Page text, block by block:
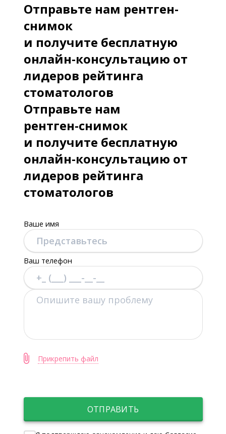
Отправьте нам рентген-
снимок
и получите бесплатную
онлайн-консультацию от
лидеров рейтинга
стоматологов
Отправьте нам
рентген-снимок
и получите бесплатную
онлайн-консультацию от
лидеров рейтинга
стоматологов
Ваше имя
Ваш телефон
Прикрепить файл
ОТПРАВИТЬ